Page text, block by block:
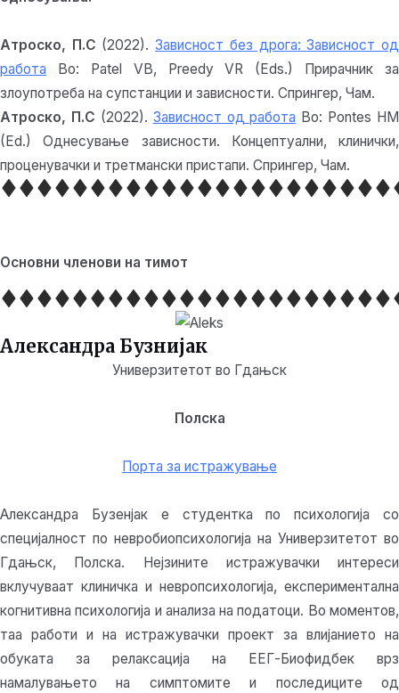
Атроско, П.С (2022).Зависност без дрога: Зависност од
работа Во: Patel VB, Preedy VR (Eds.) Прирачник за
злоупотреба на супстанции и зависности. Спрингер, Чам.
Атроско, П.С (2022). Зависност од работа Во: Pontes HM
(Ed.) Однесување зависности. Концептуални, клинички,
проценувачки и третмански пристапи. Спрингер, Чам.
Основни членови на тимот
Александра Бузнијак
Универзитетот во Гдањск
Полска
Порта за истражување
Александра Бузенјак е студентка по психологија со
специјалност по невробиопсихологија на Универзитетот во
Гдањск, Полска. Нејзините истражувачки интереси
вклучуваат клиничка и невропсихологија, експериментална
когнитивна психологија и анализа на податоци. Во моментов,
таа работи и на истражувачки проект за влијанието на
обуката за релаксација на ЕЕГ-Биофидбек врз
намалувањето на симптомите и последиците од